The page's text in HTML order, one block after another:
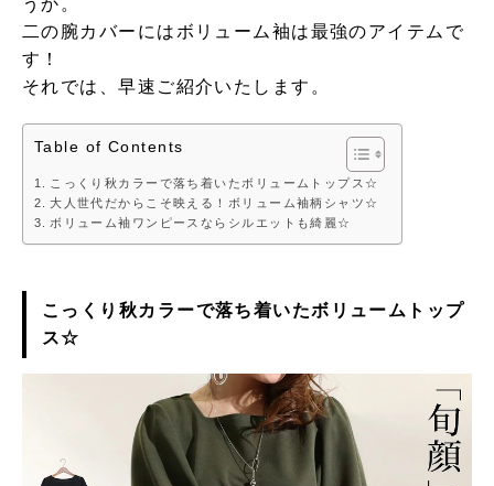
二の腕カバーにはボリューム袖は最強のアイテムで
す！
それでは、早速ご紹介いたします。
Table of Contents
こっくり秋カラーで落ち着いたボリュームトップス☆
大人世代だからこそ映える！ボリューム袖柄シャツ☆
ボリューム袖ワンピースならシルエットも綺麗☆
こっくり秋カラーで落ち着いたボリュームトップ
ス☆